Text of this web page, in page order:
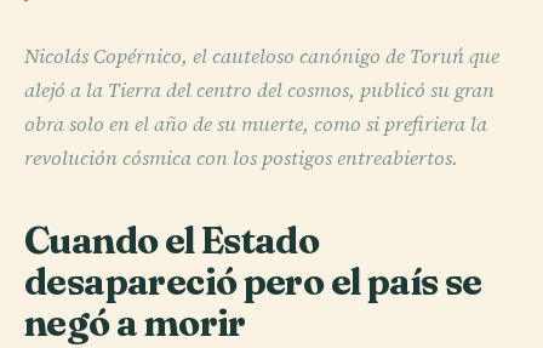
Nicolás Copérnico, el cauteloso canónigo de Toruń que
alejó a la Tierra del centro del cosmos, publicó su gran
obra solo en el año de su muerte, como si prefiriera la
revolución cósmica con los postigos entreabiertos.
Cuando el Estado
desapareció pero el país se
negó a morir